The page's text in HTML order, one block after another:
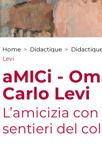
You are here
Home > Didactique >
Levi
aMICi -
Carlo Levi
L’amicizia
sentieri del